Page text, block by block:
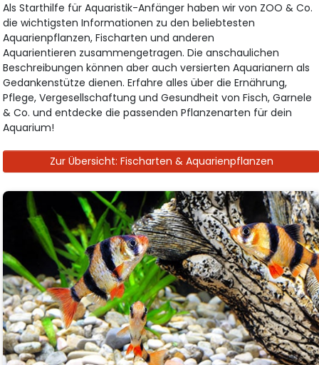
Als Starthilfe für Aquaristik-Anfänger haben wir von ZOO & Co.
die wichtigsten Informationen zu den beliebtesten
Aquarienpflanzen, Fischarten und anderen
Aquarientieren zusammengetragen. Die anschaulichen
Beschreibungen können aber auch versierten Aquarianern als
Gedankenstütze dienen. Erfahre alles über die Ernährung,
Pflege, Vergesellschaftung und Gesundheit von Fisch, Garnele
& Co. und entdecke die passenden Pflanzenarten für dein
Aquarium!
Zur Übersicht: Fischarten & Aquarienpflanzen